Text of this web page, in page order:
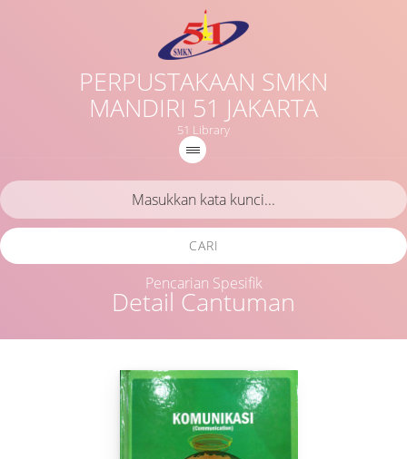
PERPUSTAKAAN SMKN
MANDIRI 51 JAKARTA
51 Library
Detail Cantuman
CARI
Pencarian Spesifik